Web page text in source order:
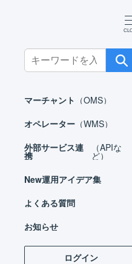
Search
for:
マーチャント （OMS）
オペレーター （WMS）
外部サービス連
携
（APIな
ど）
New運用アイデア集
よくある質問
お知らせ
ログイン
ホーム よくある質問
連携で「楽天市場でシステムエラ
楽天市
「楽天
エラー
た。（
なエラ
ラーが表